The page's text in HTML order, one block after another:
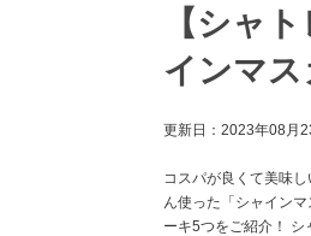
【シャ
インマ
更新日： 2023年08月
コスパが良くて美味
ん使った「シャイン
ーキ5つをご紹介！ シ